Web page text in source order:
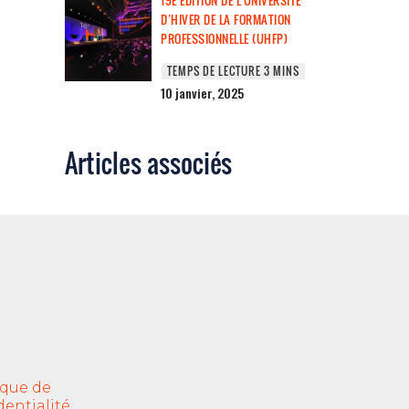
D’HIVER DE LA FORMATION
PROFESSIONNELLE (UHFP)
10 janvier, 2025
Articles associés
de